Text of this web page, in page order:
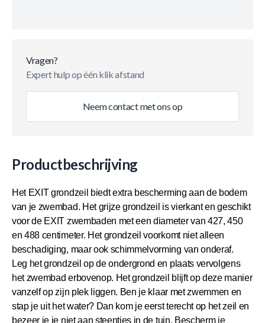
Vragen?
Expert hulp op één klik afstand
Neem contact met ons op
Productbeschrijving
Het EXIT grondzeil biedt extra bescherming aan de bodem
van je zwembad. Het grijze grondzeil is vierkant en geschikt
voor de EXIT zwembaden met een diameter van 427, 450
en 488 centimeter. Het grondzeil voorkomt niet alleen
beschadiging, maar ook schimmelvorming van onderaf.
Leg het grondzeil op de ondergrond en plaats vervolgens
het zwembad erbovenop. Het grondzeil blijft op deze manier
vanzelf op zijn plek liggen. Ben je klaar met zwemmen en
stap je uit het water? Dan kom je eerst terecht op het zeil en
bezeer je je niet aan steentjes in de tuin. Bescherm je